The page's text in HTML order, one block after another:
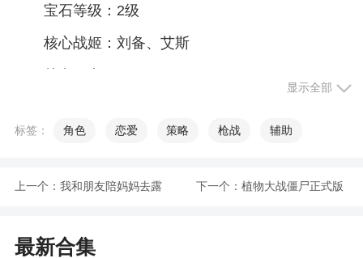
宝石等级：2级
核心战姬：刘备、艾斯
性，因此主要依靠刘备来吸收伤害。
忠血量来降低伤害。
黄忠、弓箭兵*5
显示全部
标签： 角色 恋爱 策略 枪战 辅助
上一个： 我和朋友陪妈妈去露 下一个： 植物大战僵尸正式版
最新合集